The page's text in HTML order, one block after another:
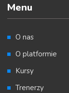
Menu
O nas
O platformie
Kursy
Trenerzy